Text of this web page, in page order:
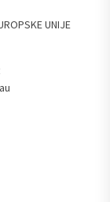
UNIJE